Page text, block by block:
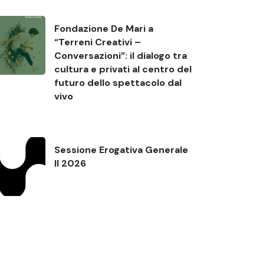
Fondazione De Mari a
“Terreni Creativi –
Conversazioni”: il dialogo tra
cultura e privati al centro del
futuro dello spettacolo dal
vivo
Sessione Erogativa Generale
II 2026